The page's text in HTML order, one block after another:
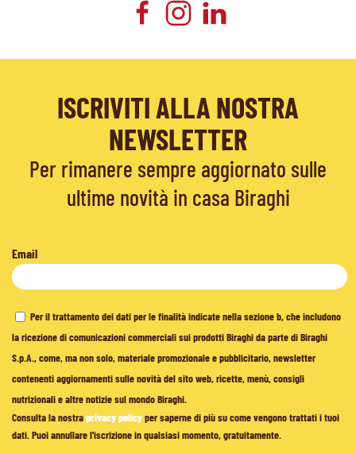
ISCRIVITI ALLA NOSTRA
NEWSLETTER
Per rimanere sempre aggiornato sulle
ultime novità in casa Biraghi
Email
Per il trattamento dei dati per le finalità indicate nella sezione b, che includono
la ricezione di comunicazioni commerciali sui prodotti Biraghi da parte di Biraghi
S.p.A., come, ma non solo, materiale promozionale e pubblicitario, newsletter
contenenti aggiornamenti sulle novità del sito web, ricette, menù, consigli
nutrizionali e altre notizie sul mondo Biraghi.
Consulta la nostraprivacy policyper saperne di più su come vengono trattati i tuoi
dati. Puoi annullare l'iscrizione in qualsiasi momento, gratuitamente.